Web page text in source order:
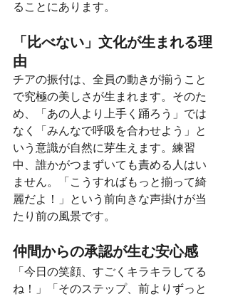
ることにあります。
「比べない」文化が生まれる理
由
チアの振付は、全員の動きが揃うこと
で究極の美しさが生まれます。そのた
め、「あの人より上手く踊ろう」では
なく「みんなで呼吸を合わせよう」と
いう意識が自然に芽生えます。練習
中、誰かがつまずいても責める人はい
ません。「こうすればもっと揃って綺
麗だよ！」という前向きな声掛けが当
たり前の風景です。
仲間からの承認が生む安心感
「今日の笑顔、すごくキラキラしてる
ね！」「そのステップ、前よりずっと